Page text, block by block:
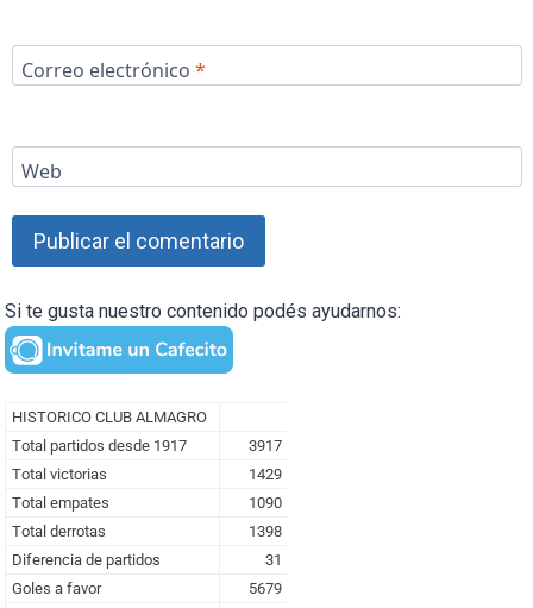
Correo electrónico *
Web
Si te gusta nuestro contenido podés ayudarnos: